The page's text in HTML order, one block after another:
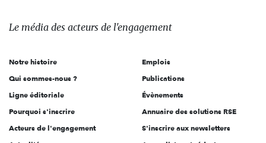
des
l'engagement
Le média des acteurs de l'engagement
Notre histoire
Qui sommes-nous ?
Ligne éditoriale
Pourquoi s'inscrire
Acteurs de l'engagement
Emplois
Publications
Évènements
Annuaire des solutions RSE
S'inscrire aux newsletters